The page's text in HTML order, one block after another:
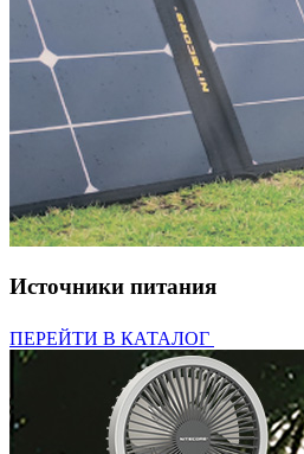
Источники питания
ПЕРЕЙТИ В КАТАЛОГ